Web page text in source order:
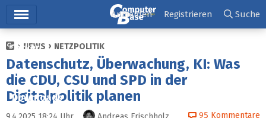
Ticker
Tests
Downloads
Anmelden Registrieren Suche
NEWS NETZPOLITIK
Datenschutz, Überwachung, KI: Was
die CDU, CSU und SPD in der
Digitalpolitik planen
95 Kommentare